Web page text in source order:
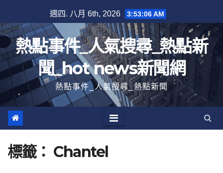
至
內
容
週四. 八月 6th, 2026 3:53:06 AM
熱點事件_人氣搜尋_熱點新
聞_hot news新聞網
熱點事件_人氣搜尋_熱點新聞
標籤： Chantel